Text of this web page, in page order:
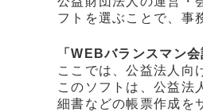
フトを選ぶことで、事
「WEBバランスマン会
ここでは、公益法人向
このソフトは、公益法
細書などの帳票作成を